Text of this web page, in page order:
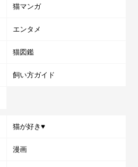
猫マンガ
エンタメ
猫図鑑
飼い方ガイド
猫が好き♥
漫画